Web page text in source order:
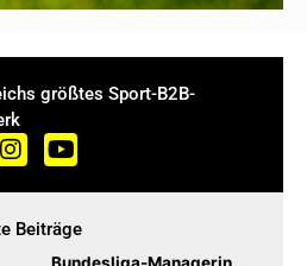
größtes Sport-B2B-
Beiträge
Bundesliga-Managerin